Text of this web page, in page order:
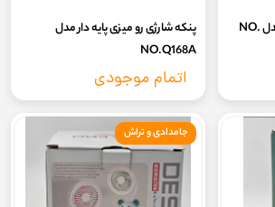
پنکه شارژی رو میزی پایه دار مدل NO.
پنکه شارژی رو میزی پایه دار مدل
NO.Q168A
اتمام موجودی
جامدادی و تراش